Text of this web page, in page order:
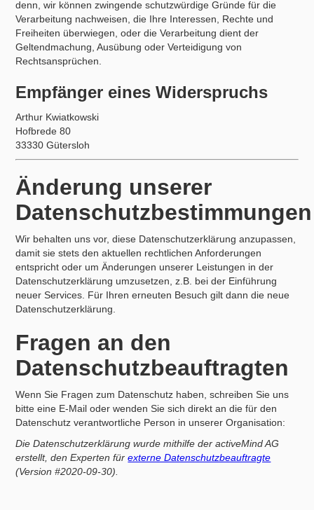
denn, wir können zwingende schutzwürdige Gründe für die
Verarbeitung nachweisen, die Ihre Interessen, Rechte und
Freiheiten überwiegen, oder die Verarbeitung dient der
Geltendmachung, Ausübung oder Verteidigung von
Rechtsansprüchen.
Empfänger eines Widerspruchs
Arthur Kwiatkowski
Hofbrede 80
33330 Gütersloh
Änderung unserer
Datenschutzbestimmungen
Wir behalten uns vor, diese Datenschutzerklärung anzupassen,
damit sie stets den aktuellen rechtlichen Anforderungen
entspricht oder um Änderungen unserer Leistungen in der
Datenschutzerklärung umzusetzen, z.B. bei der Einführung
neuer Services. Für Ihren erneuten Besuch gilt dann die neue
Datenschutzerklärung.
Fragen an den
Datenschutzbeauftragten
Wenn Sie Fragen zum Datenschutz haben, schreiben Sie uns
bitte eine E-Mail oder wenden Sie sich direkt an die für den
Datenschutz verantwortliche Person in unserer Organisation:
Die Datenschutzerklärung wurde mithilfe der activeMind AG
erstellt, den Experten fürexterne Datenschutzbeauftragte
(Version #2020-09-30).